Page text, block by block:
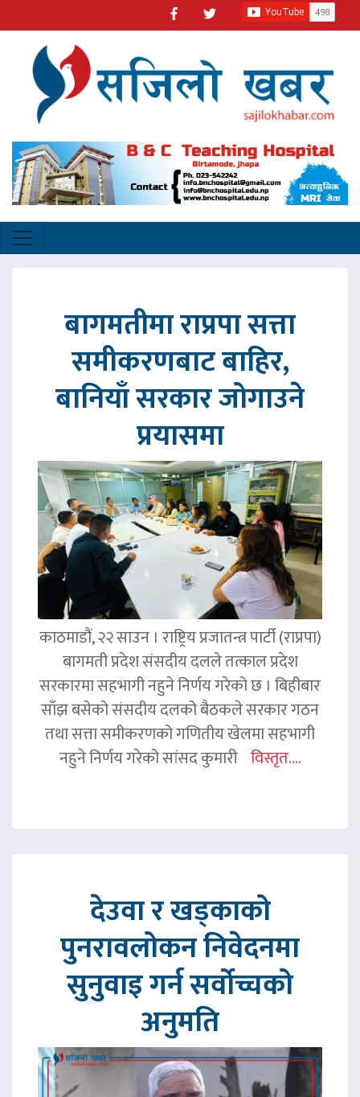
बागमतीमा राप्रपा सत्ता
समीकरणबाट बाहिर,
बानियाँ सरकार जोगाउने
प्रयासमा
काठमाडौं, २२ साउन । राष्ट्रिय प्रजातन्त्र पार्टी (राप्रपा)
बागमती प्रदेश संसदीय दलले तत्काल प्रदेश
सरकारमा सहभागी नहुने निर्णय गरेको छ । बिहीबार
साँझ बसेको संसदीय दलको बैठकले सरकार गठन
तथा सत्ता समीकरणको गणितीय खेलमा सहभागी
नहुने निर्णय गरेको सांसद कुमारी विस्तृत....
देउवा र खड्काको
पुनरावलोकन निवेदनमा
सुनुवाइ गर्न सर्वोच्चको
अनुमति